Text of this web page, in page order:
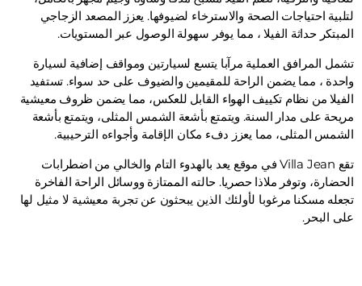
لتلبية احتياجات الصحة والاسترخاء لضيوفها. يعزز المصعد الزجاجي
المبتكر حداثة الفيلا ، مما يوفر سهولة الوصول عبر المستويات.
تشمل المرافق العملية مرآبا يتسع لسيارتين ومواقف إضافية لسيارة
واحدة ، مما يضمن الراحة للمقيمين والضيوف على حد سواء. تستفيد
الفيلا من نظام تكييف الهواء القابل للعكس، مما يضمن ظروف معيشية
مريحة على مدار السنة. ويتمتع بأشعة الشمس المثلى، ويتمتع بأشعة
الشمس المثلى، مما يعزز دفء مكان الإقامة وأجواءه الترحيبية.
تقع Villa Jean في موقع يعد بالهدوء التام والخالي من اضطرابات
الحضارة، وتوفر ملاذا حصريا. حالته الممتازة ووسائل الراحة الفاخرة
تجعله مسكنا مرغوبا لأولئك الذين يبحثون عن تجربة معيشية لا مثيل لها
على البحر.